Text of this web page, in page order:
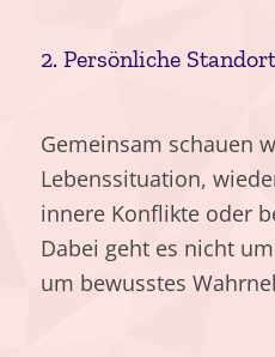
2. Persönliche
Gemeinsam schauen
Lebenssituation,
innere Konflikte oder
Dabei geht es nicht
um bewusstes